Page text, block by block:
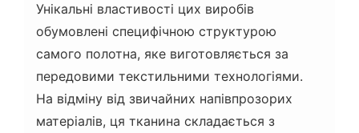
Унікальні властивості цих виробів
обумовлені специфічною структурою
самого полотна, яке виготовляється за
передовими текстильними технологіями.
На відміну від звичайних напівпрозорих
матеріалів, ця тканина складається з